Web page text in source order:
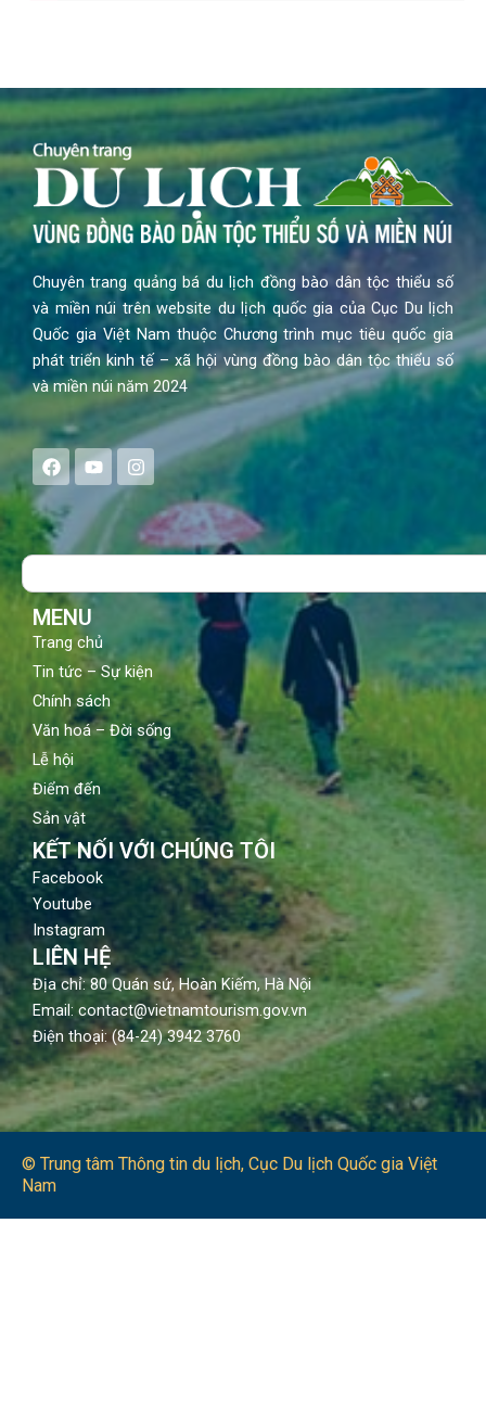
Chuyên trang quảng bá du lịch đồng bào dân tộc thiểu số
và miền núi trên website du lịch quốc gia của Cục Du lịch
Quốc gia Việt Nam thuộc Chương trình mục tiêu quốc gia
phát triển kinh tế – xã hội vùng đồng bào dân tộc thiểu số
và miền núi năm 2024
F
a
e
b
o
Y
o
t
u
b
I
n
s
a
g
Search
MENU
Trang chủ
Tin tức – Sự kiện
Chính sách
Văn hoá – Đời sống
Lễ hội
Điểm đến
Sản vật
KẾT NỐI VỚI CHÚNG TÔI
Facebook
Youtube
Instagram
LIÊN HỆ
Địa chỉ: 80 Quán sứ, Hoàn Kiếm, Hà Nội
Email: contact@vietnamtourism.gov.vn
Điện thoại: (84-24) 3942 3760
© Trung tâm Thông tin du lịch​, Cục Du lịch Quốc gia Việt
Nam